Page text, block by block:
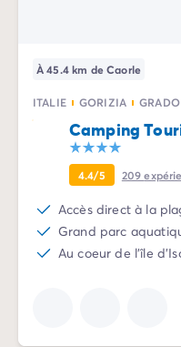
À 45.4 km de Caorle
ITALIE GORIZIA GRADO
Camping
4.4/5 209
Accès direct à la
Grand parc
Au coeur de l'île